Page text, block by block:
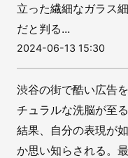
立った繊細なガラス
だと判る...
2024-06-13 15:30
渋谷の街で酷い広告
チュラルな洗脳が至
結果、自分の表現が
か思い知らされる。